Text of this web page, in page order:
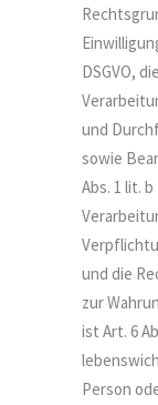
DSGVO,
und
sowie
Abs. 1 lit.
und die
zur
ist Art. 6
Person